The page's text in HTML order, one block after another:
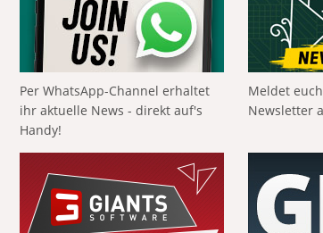
Per WhatsApp-Channel erhaltet
ihr aktuelle News - direkt auf's
Handy!
Meldet
Newsletter